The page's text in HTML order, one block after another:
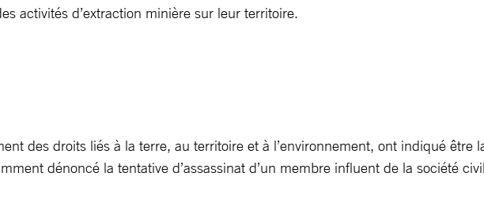
activités d’extraction minière sur leur territoire.
des droits liés à la terre, au territoire et à l’environnement, ont indiqué être
dénoncé la tentative d’assassinat d’un membre influent de la société